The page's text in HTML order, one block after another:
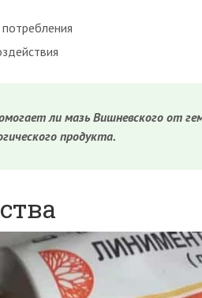
ли мазь Вишневского от
продукта.